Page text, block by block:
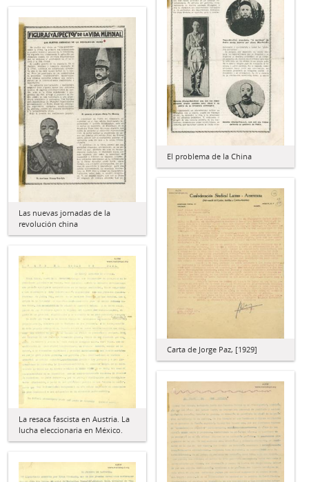
El problema de la China
Las nuevas jornadas de la
revolución china
Carta de Jorge Paz, [1929]
La resaca fascista en Austria. La
lucha eleccionaria en México.